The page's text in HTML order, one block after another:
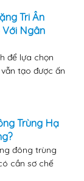
Tri Ân
Với Ngân
để lựa chọn
tạo được ấn
Trùng Hạ
đông trùng
cần sơ chế